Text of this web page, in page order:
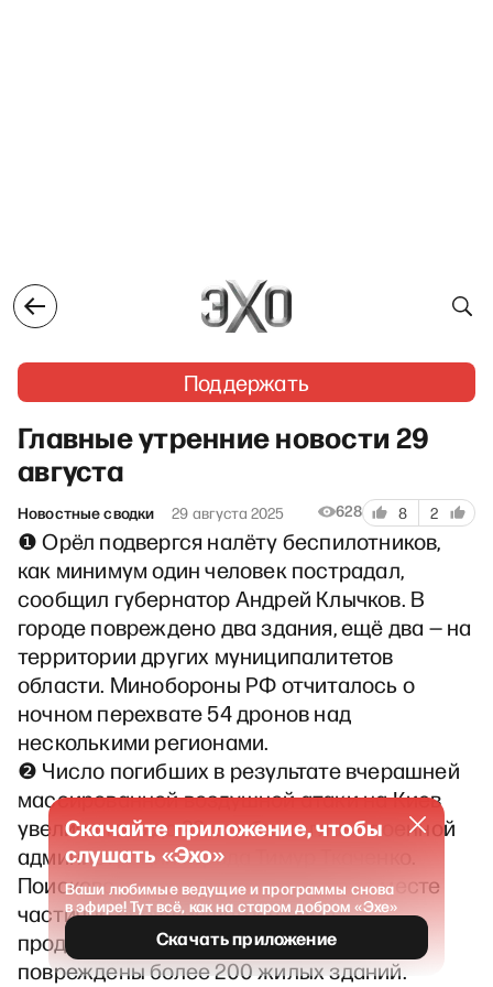
Поддержать
Главные утренние новости 29
августа
Новостные сводки 29 августа 2025 628 8 2
❶ Орёл подвергся налёту беспилотников,
как минимум один человек пострадал,
сообщил губернатор Андрей Клычков. В
городе повреждено два здания, ещё два — на
территории других муниципалитетов
области. Минобороны РФ отчиталось о
ночном перехвате 54 дронов над
несколькими регионами.
❷ Число погибших в результате вчерашней
массированной воздушной атаки на Киев
увеличилось до 23, сообщил глава военной
администрации города Тимур Ткаченко.
Поисково-спасательные работы на месте
частично обрушившегося дома
продолжались всю ночь. Всего были
повреждены более 200 жилых зданий.
Скачайте приложение, чтобы
слушать «Эхо»
Ваши любимые ведущие и программы снова
в эфире! Тут всё, как на старом добром «Эхе»
Скачать приложение